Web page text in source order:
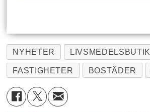
NYHETER LIVSMEDELSBUTIK
FASTIGHETER BOSTÄDER